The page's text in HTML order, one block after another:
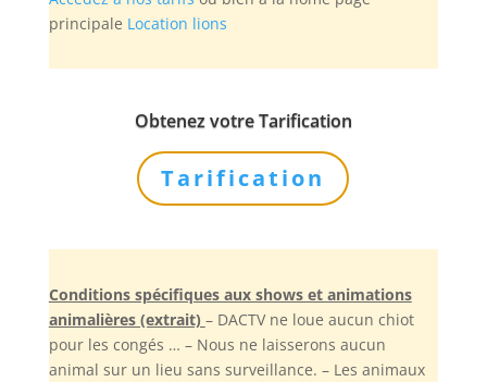
principale Location lions
Obtenez votre Tarification
Tarification
Conditions spécifiques aux shows et animations
animalières (extrait) – DACTV ne loue aucun chiot
pour les congés … – Nous ne laisserons aucun
animal sur un lieu sans surveillance. – Les animaux